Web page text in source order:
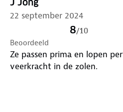
22 september 2024
8/10
Beoordeeld
Ze passen prima en lopen
veerkracht in de zolen.